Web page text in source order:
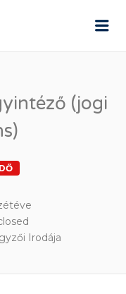
(jogi
Irodája